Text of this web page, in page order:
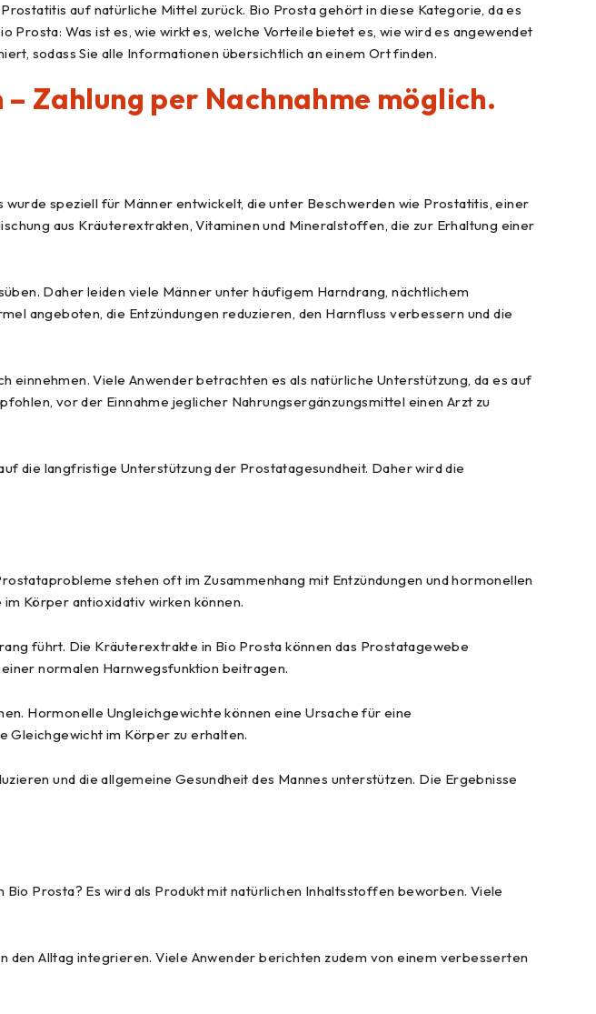
auf natürliche Mittel zurück. Bio Prosta gehört in diese Kategorie, da es
Was ist es, wie wirkt es, welche Vorteile bietet es, wie wird es angewendet
sodass Sie alle Informationen übersichtlich an einem Ort finden.
Zahlung per Nachnahme möglich.
speziell für Männer entwickelt, die unter Beschwerden wie Prostatitis, einer
aus Kräuterextrakten, Vitaminen und Mineralstoffen, die zur Erhaltung einer
Daher leiden viele Männer unter häufigem Harndrang, nächtlichem
angeboten, die Entzündungen reduzieren, den Harnfluss verbessern und die
Viele Anwender betrachten es als natürliche Unterstützung, da es auf
vor der Einnahme jeglicher Nahrungsergänzungsmittel einen Arzt zu
die langfristige Unterstützung der Prostatagesundheit. Daher wird die
stehen oft im Zusammenhang mit Entzündungen und hormonellen
Körper antioxidativ wirken können.
führt. Die Kräuterextrakte in Bio Prosta können das Prostatagewebe
normalen Harnwegsfunktion beitragen.
Hormonelle Ungleichgewichte können eine Ursache für eine
Gleichgewicht im Körper zu erhalten.
und die allgemeine Gesundheit des Mannes unterstützen. Die Ergebnisse
Prosta? Es wird als Produkt mit natürlichen Inhaltsstoffen beworben. Viele
den Alltag integrieren. Viele Anwender berichten zudem von einem verbesserten